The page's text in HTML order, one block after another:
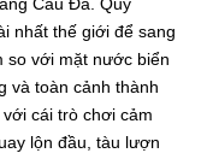
nhất thế giới để sang
so với mặt nước biển
và toàn cảnh thành
cái trò chơi cảm
lộn đầu, tàu lượn